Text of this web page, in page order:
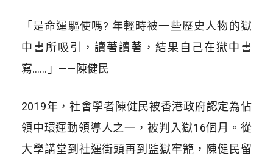
「是命運驅使嗎? 年輕時被一些歷史人物的獄
中書所吸引，讀著讀著，結果自己在獄中書
寫……」——陳健民
2019年，社會學者陳健民被香港政府認定為佔
領中環運動領導人之一，被判入獄16個月。從
大學講堂到社運街頭再到監獄牢籠，陳健民留